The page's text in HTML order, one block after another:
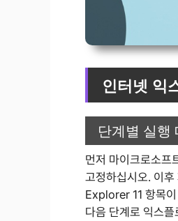
인터넷 익
단계별 실행
먼저 마이크로소프
고정하십시오. 이
Explorer 11 항목
다음 단계로 익스